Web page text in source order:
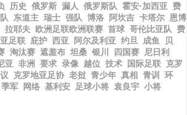
历史 俄罗斯 漏人 俄罗斯队 霍安·加西亚 费
东道主 瑞士 强队 博洛 阿坎吉 卡塔尔 恩博
拉耶夫 欧洲足联欧洲联赛 首球 哥伦比亚队
费
亚足联 庇护 西亚 阿尔及利亚 约旦 成鱼
贝
淘汰赛 遮羞布 坦桑 银川 四国赛
尼日利
亚 非洲 要求 录像 越位 技术 国际足联 克罗
克罗地亚足协 老挝 青少年 真相 青训
环
季军 网络 基利安 足球小将 袁良宇 小将